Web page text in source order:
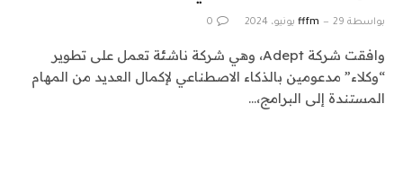
بواسطة fffm 29 يونيو، 2024 0
وافقت شركة Adept، وهي شركة ناشئة تعمل على تطوير
“وكلاء” مدعومين بالذكاء الاصطناعي لإكمال العديد من المهام
المستندة إلى البرامج،…